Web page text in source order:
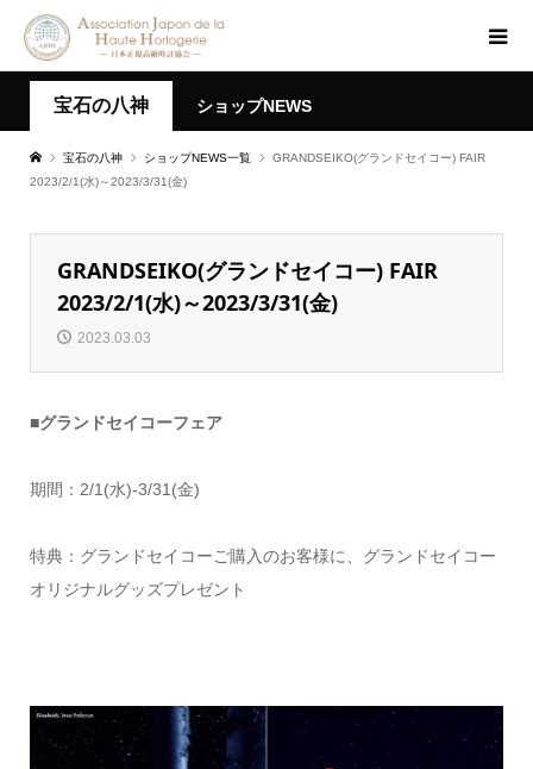
宝石の八神 ショップNEWS
宝石の八神 ショップNEWS一覧
GRANDSEIKO(グランドセイコー) FAIR
2023/2/1(水)～2023/3/31(金)
GRANDSEIKO(グランドセイコー) FAIR
2023/2/1(水)～2023/3/31(金)
2023.03.03
■グランドセイコーフェア
期間：2/1(水)-3/31(金)
特典：グランドセイコーご購入のお客様に、グランドセイコー
オリジナルグッズプレゼント